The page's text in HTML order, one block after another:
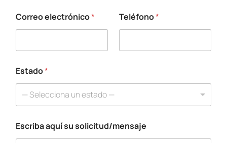
C
o
r
o
i
i
t
Correo electrónico* Teléfono*
Estado*
— Selecciona un estado —
Escriba aquí su solicitud/mensaje